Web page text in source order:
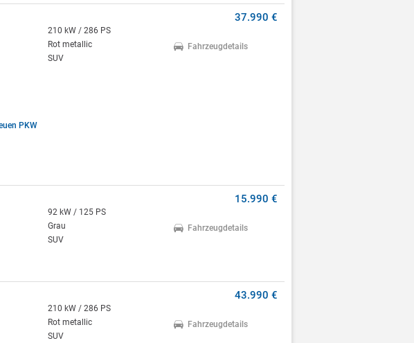
210 kW / 286 PS
Rot metallic
SUV
PKW
37.990 €
Fahrzeugdetails
92 kW / 125 PS
Grau
SUV
15.990 €
Fahrzeugdetails
210 kW / 286 PS
Rot metallic
SUV
43.990 €
Fahrzeugdetails